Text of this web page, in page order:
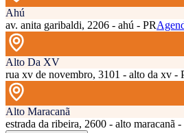
Ahú
av. anita garibaldi, 2206 - ahú - PR
Alto Da XV
rua xv de novembro, 3101 - alto da xv -
Alto Maracanã
estrada da ribeira, 2600 - alto maracanã -